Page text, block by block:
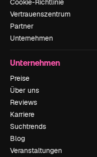
Vertrauenszentrum
Partner
Unternehmen
Unternehmen
Preise
Über uns
Reviews
Karriere
Suchtrends
Blog
Veranstaltungen